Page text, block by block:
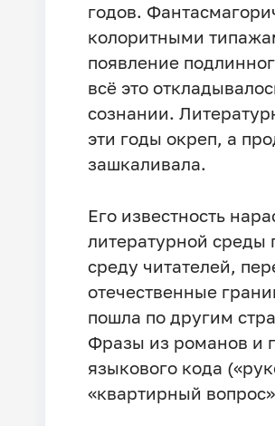
годов.
колоритными
появление
всё это
сознании.
эти годы окреп, а
зашкаливала.
Его известность
литературной
среду читателей,
отечественные
пошла по другим
Фразы из романов и
языкового кода
«квартирный